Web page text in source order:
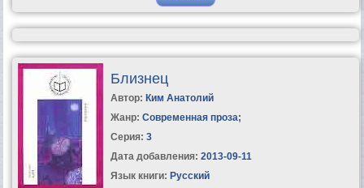
Близнец
Автор: Ким Анатолий
Жанр: Современная проза;
Серия: 3
Дата добавления: 2013-09-11
Язык книги: Русский